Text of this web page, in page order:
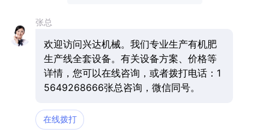
张总
欢迎访问兴达机械。我们专业生产有机肥
生产线全套设备。有关设备方案、价格等
详情，您可以在线咨询，或者拨打电话：1
5649268666张总咨询，微信同号。
在线拨打